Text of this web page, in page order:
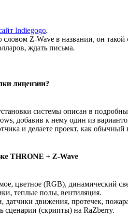
Indiegogo.
словом Z-Wave в названии, он такой
ждать письма.
лицензии?
системы описан в
добавив к нему один из
и делаете проект, как
THRONE + Z-Wave
цветное (RGB), динамический
теплые полы, вентиляция.
датчики движения, протечек,
сценарии (скрипты) на RaZberry.